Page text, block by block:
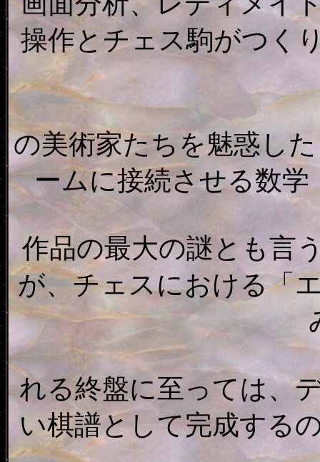
操作とチェス駒がつく
の美術家たちを魅惑し
ームに接続させる数
作品の最大の謎とも言
が、チェスにおける「
れる終盤に至っては、
い棋譜として完成する